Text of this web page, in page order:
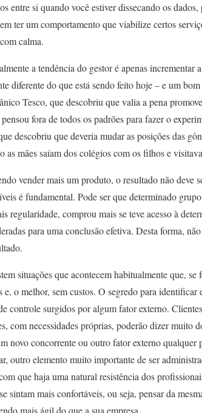
entre si quando você estiver dissecando os
ter um comportamento que viabilize certos
calma.
a tendência do gestor é apenas incrementar
diferente do que está sendo feito hoje – e um
Tesco, que descobriu que valia a pena
fora de todos os padrões para fazer o
descobriu que deveria mudar as posições das
mães saíam dos colégios com os filhos e
vender mais um produto, o resultado não deve
é fundamental. Pode ser que determinado
regularidade, comprou mais se teve acesso à
para uma conclusão efetiva. Desta forma,
situações que acontecem habitualmente que, se
o melhor, sem custos. O segredo para identificar
controle surgidos por algum fator externo.
com necessidades próprias, poderão dizer muito
novo concorrente ou outro fator externo qualquer
outro elemento muito importante de ser
que haja uma natural resistência dos
sintam mais confortáveis, ou seja, pensar da
mais ágil do que a sua empresa.